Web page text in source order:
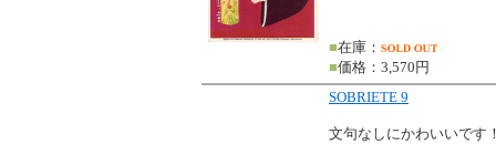
■在庫：
■価格：3,570円
SOBRIETE 9
文句なしにかわいいです